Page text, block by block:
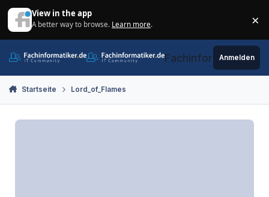
View in the app
A better way to browse. Learn more. ×
Fachinformatiker.de
Anmelden
Startseite Lord_of_Flames